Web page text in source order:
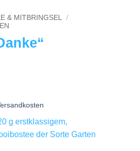
& MITBRINGSEL /
g erstklassigem,
der Sorte Garten